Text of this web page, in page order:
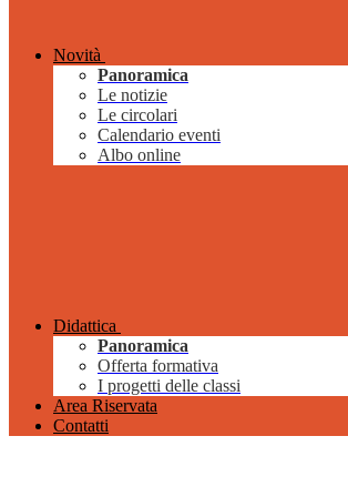
Novità
Panoramica
Le notizie
Le circolari
Calendario eventi
Albo online
Didattica
Panoramica
Offerta formativa
I progetti delle classi
Area Riservata
Contatti